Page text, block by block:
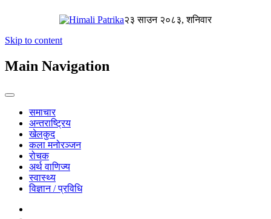
२३ साउन २०८३, शनिवार
Skip to content
Main Navigation
समाचार
अन्तराष्ट्रिय
खेलकुद
कला मनोरञ्जन
रोचक
अर्थ वाणिज्य
स्वास्थ्य
विज्ञान / प्रविधि